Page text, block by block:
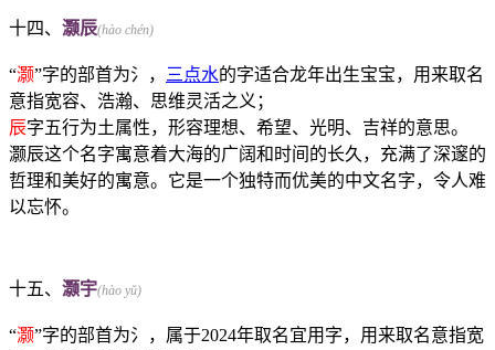
十四、 灏辰(hào chén)
“灏”字的部首为氵， 三点水的字适合龙年出生宝宝，用来取名
意指宽容、浩瀚、思维灵活之义；
辰字五行为土属性，形容理想、希望、光明、吉祥的意思。
灏辰这个名字寓意着大海的广阔和时间的长久，充满了深邃的
哲理和美好的寓意。它是一个独特而优美的中文名字，令人难
以忘怀。
十五、 灏宇(hào yǔ)
“灏”字的部首为氵，属于2024年取名宜用字，用来取名意指宽